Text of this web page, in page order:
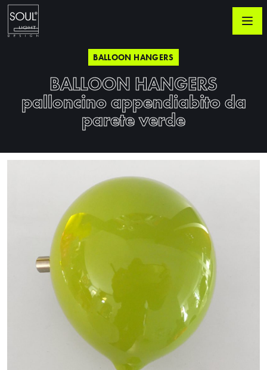
BALLOON HANGERS
BALLOON HANGERS
palloncino appendiabito da
parete verde